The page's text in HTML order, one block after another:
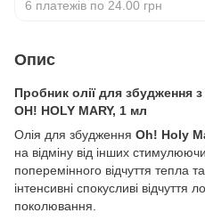
6 платежів по 24.00 грн
Опис
Пробник олії для збудження
OH! HOLY MARY, 1 мл
Олія для збудження Oh! Holy
на відміну від інших
поперемінного відчуття тепла
інтенсивні спокусливі
поколювання.